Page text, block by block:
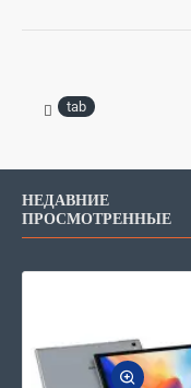
tab
НЕДАВНИЕ
ПРОСМОТРЕННЫЕ